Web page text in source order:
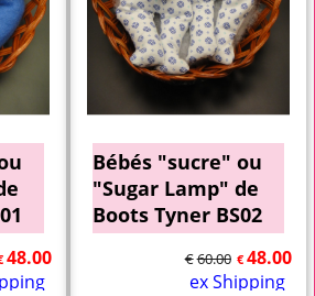
48.00
Bébés "sucre" ou
"Sugar Lamp" de
Boots Tyner BS02
€60.00 € 48.00
ex Shipping